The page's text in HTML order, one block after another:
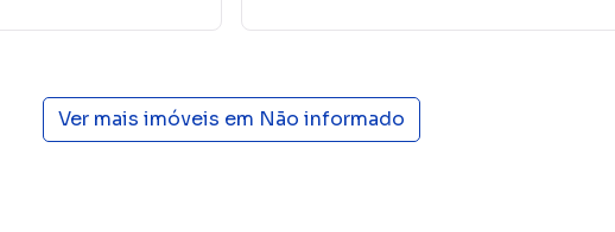
Ver mais imóveis em Não informado